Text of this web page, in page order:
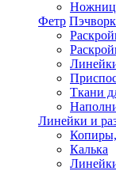
Фетр
Ткани
Линейки и
Копиры,
Калька